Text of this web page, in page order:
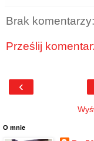
Brak komentarzy:
Prześlij
‹
O mnie